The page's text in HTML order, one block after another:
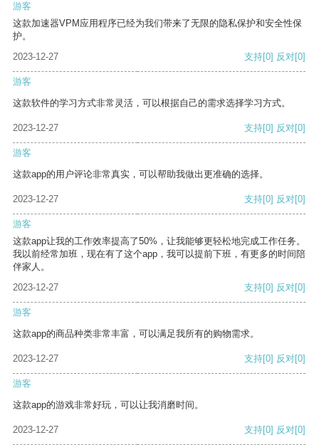
游客
这款加速器VPM应用程序已经为我们带来了无限的隐私保护和安全性保
护。
2023-12-27
支持[0] 反对[0]
游客
这款软件的学习方式非常灵活，可以根据自己的需求选择学习方式。
2023-12-27 支持[0] 反对[0]
游客
这款app的用户评论非常真实，可以帮助我做出更准确的选择。
2023-12-27 支持[0] 反对[0]
游客
这款app让我的工作效率提高了50%，让我能够更轻松地完成工作任务。
我以前经常加班，现在有了这个app，我可以提前下班，有更多的时间陪
伴家人。
2023-12-27
支持[0] 反对[0]
游客
这款app的商品种类非常丰富，可以满足我所有的购物需求。
2023-12-27 支持[0] 反对[0]
游客
这款app的游戏非常好玩，可以让我消磨时间。
2023-12-27 支持[0] 反对[0]